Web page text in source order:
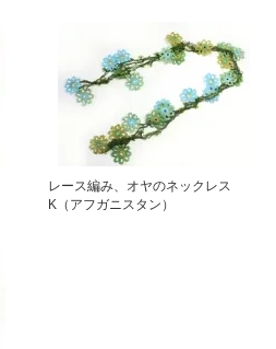
レース編み、オヤのネックレス
K（アフガニスタン）